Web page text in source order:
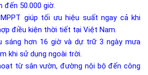
đến 50.000 giờ.
giúp tối ưu hiệu suất ngay cả khi
điều kiện thời tiết tại Việt Nam.
sáng hơn 16 giờ và dự trữ 3 ngày mưa
khi sử dụng ngoài trời.
từ sân vườn, đường nội bộ đến công